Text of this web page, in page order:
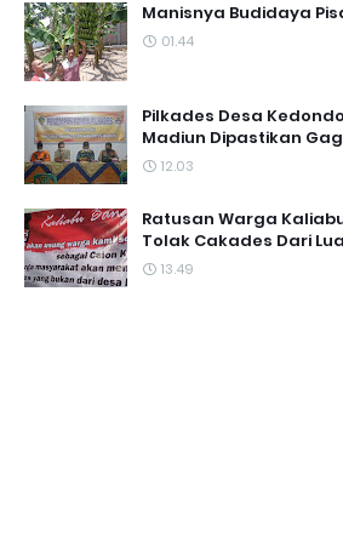
Manisnya Budidaya
01.44
Pilkades Desa
Madiun Dipastikan
12.03
Ratusan Warga
Tolak Cakades Dari
13.49